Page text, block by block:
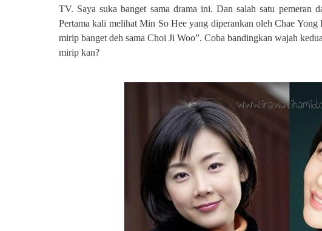
TV. Saya suka banget sama drama ini. Dan salah satu pemeran
Pertama kali melihat Min So Hee yang diperankan oleh Chae
mirip banget deh sama Choi Ji Woo”. Coba bandingkan wajah
mirip kan?